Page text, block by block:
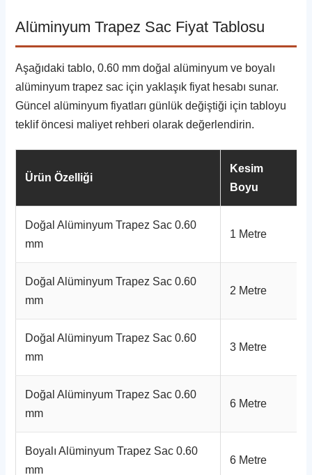
Alüminyum Trapez Sac Fiyat Tablosu
Aşağıdaki tablo, 0.60 mm doğal alüminyum ve boyalı
alüminyum trapez sac için yaklaşık fiyat hesabı sunar.
Güncel alüminyum fiyatları günlük değiştiği için tabloyu
teklif öncesi maliyet rehberi olarak değerlendirin.
Ürün Özelliği
Kesim
Boyu
Doğal Alüminyum Trapez Sac 0.60
mm
1 Metre
Doğal Alüminyum Trapez Sac 0.60
mm
2 Metre
Doğal Alüminyum Trapez Sac 0.60
mm
3 Metre
Doğal Alüminyum Trapez Sac 0.60
mm
6 Metre
Boyalı Alüminyum Trapez Sac 0.60
mm
6 Metre